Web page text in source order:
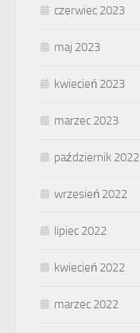
czerwiec 2023
maj 2023
kwiecień 2023
marzec 2023
październik 2022
wrzesień 2022
lipiec 2022
kwiecień 2022
marzec 2022